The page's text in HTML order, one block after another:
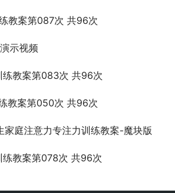
教案第087次 共96次
示视频
练教案第083次 共96次
教案第050次 共96次
家庭注意力专注力训练教案-魔块版
练教案第078次 共96次